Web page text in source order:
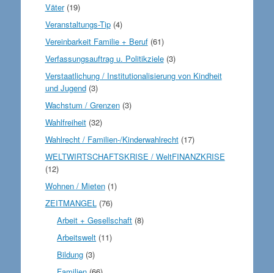
Väter(19)
Veranstaltungs-Tip(4)
Vereinbarkeit Familie + Beruf(61)
Verfassungsauftrag u. Politikziele(3)
Verstaatlichung / Institutionalisierung von Kindheit
und Jugend(3)
Wachstum / Grenzen(3)
Wahlfreiheit(32)
Wahlrecht / Familien-/Kinderwahlrecht(17)
WELTWIRTSCHAFTSKRISE / WeltFINANZKRISE
(12)
Wohnen / Mieten(1)
ZEITMANGEL (76)
Arbeit + Gesellschaft (8)
Arbeitswelt (11)
Bildung (3)